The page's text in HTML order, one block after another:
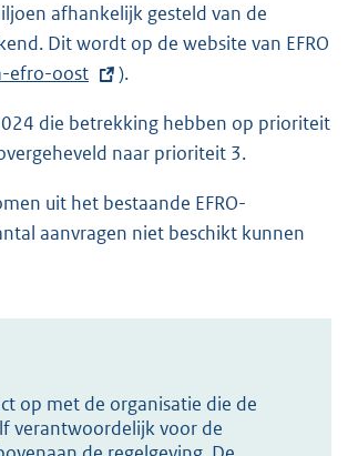
afhankelijk gesteld van de
Dit wordt op de website van EFRO
efro-oost ).
die betrekking hebben op prioriteit
naar prioriteit 3.
uit het bestaande EFRO-
aanvragen niet beschikt kunnen
op met de organisatie die de
verantwoordelijk voor de